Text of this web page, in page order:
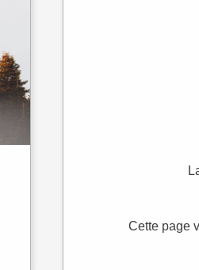
Cette page